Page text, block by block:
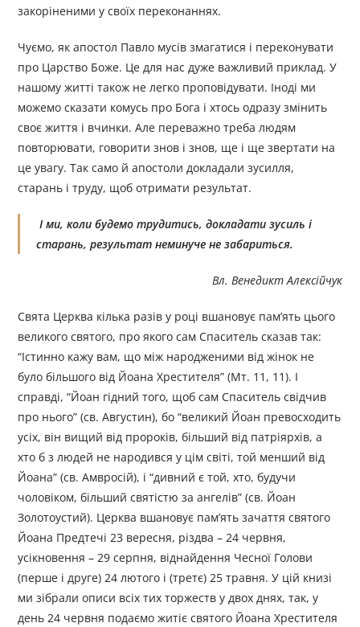
закоріненими у своїх переконаннях.
Чуємо, як апостол Павло мусів змагатися і переконувати
про Царство Боже. Це для нас дуже важливий приклад. У
нашому житті також не легко проповідувати. Іноді ми
можемо сказати комусь про Бога і хтось одразу змінить
своє життя і вчинки. Але переважно треба людям
повторювати, говорити знов і знов, ще і ще звертати на
це увагу. Так само й апостоли докладали зусилля,
старань і труду, щоб отримати результат.
І ми, коли будемо трудитись, докладати зусиль і
старань, результат неминуче не забариться.
Вл. Венедикт Алексійчук
Свята Церква кілька разів у році вшановує пам’ять цього
великого святого, про якого сам Спаситель сказав так:
“Істинно кажу вам, що між народженими від жінок не
було більшого від Йоана Хрестителя” (Мт. 11, 11). І
справді, “Йоан гідний того, щоб сам Спаситель свідчив
про нього” (св. Августин), бо “великий Йоан превосходить
усіх, він вищий від пророків, більший від патріярхів, а
хто б з людей не народився у цім світі, той менший від
Йоана” (св. Амвросій), і “дивний є той, хто, будучи
чоловіком, більший святістю за ангелів” (св. Йоан
Золотоустий). Церква вшановує пам’ять зачаття святого
Йоана Предтечі 23 вересня, різдва – 24 червня,
усікновення – 29 серпня, віднайдення Чесної Голови
(перше і друге) 24 лютого і (третє) 25 травня. У цій книзі
ми зібрали описи всіх тих торжеств у двох днях, так, у
день 24 червня подаємо житіє святого Йоана Хрестителя